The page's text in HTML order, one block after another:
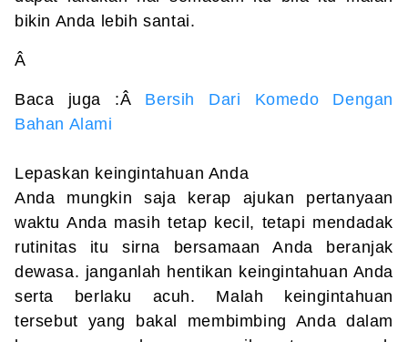
bikin Anda lebih santai.
Â
Baca juga :Â Bersih Dari Komedo Dengan
Bahan Alami
Lepaskan keingintahuan Anda
Anda mungkin saja kerap ajukan pertanyaan
waktu Anda masih tetap kecil, tetapi mendadak
rutinitas itu sirna bersamaan Anda beranjak
dewasa. janganlah hentikan keingintahuan Anda
serta berlaku acuh. Malah keingintahuan
tersebut yang bakal membimbing Anda dalam